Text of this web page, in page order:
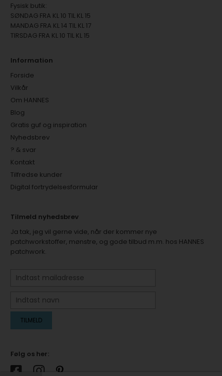
Fysisk butik:
SØNDAG FRA KL 10 TIL KL 15
MANDAG FRA KL 14 TIL KL 17
TIRSDAG FRA KL 10 TIL KL 15
Information
Forside
Vilkår
Om HANNES
Blog
Gratis guf og inspiration
Nyhedsbrev
? & svar
Kontakt
Tilfredse kunder
Digital fortrydelsesformular
Tilmeld nyhedsbrev
Ja tak, jeg vil gerne vide, når der kommer nye
patchworkstoffer, mønstre, og gode tilbud m.m. hos HANNES
patchwork.
Følg os her: